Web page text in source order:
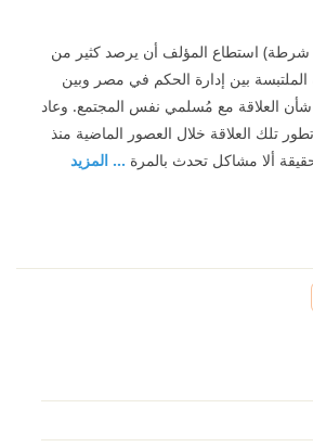
استطاع المؤلف أن يرصد كثير من
الملتبسة بين إدارة الحكم في مصر وبين
شأن العلاقة مع مُسلمي نفس المجتمع. وعاد
تلك العلاقة خلال العصور الماضية منذ
ألا مشاكل تحدث بالمرة ... المزيد